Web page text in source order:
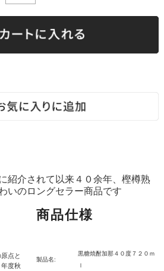
紹介されて以来４０余年、樫樽熟
いのロングセラー商品です
点と
度秋
商品仕様
製品名:
黒糖焼酎加那４０度７２０ｍ
ｌ